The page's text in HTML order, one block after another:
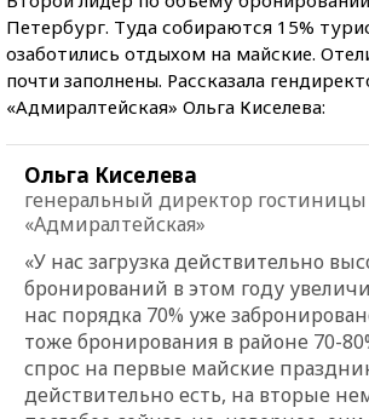
Петербург. Туда собираются 15%
озаботились отдыхом на майские.
почти заполнены. Рассказала
«Адмиралтейская» Ольга Киселева:
Ольга Киселева
генеральный директор гостиницы
«Адмиралтейская»
«У нас загрузка действительно
бронирований в этом году
нас порядка 70% уже
тоже бронирования в районе 70-
спрос на первые майские
действительно есть, на вторые